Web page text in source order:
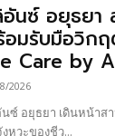
นซ์ อยุธยา
มรับมือวิก
Care by
2026
ซ์ อยุธยา เดินหน้าส
หวะของชีว...